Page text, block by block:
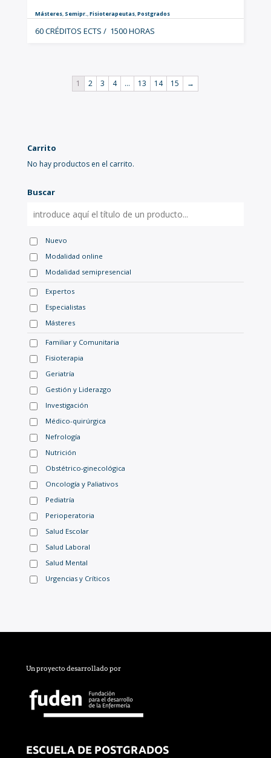
Másteres, Semipr.,Fisioterapeutas,Postgrados
60 CRÉDITOS ECTS / 1500 HORAS
1 2 3 4 … 13 14 15 →
Carrito
No hay productos en el carrito.
Buscar
Nuevo
Modalidad online
Modalidad semipresencial
Expertos
Especialistas
Másteres
Familiar y Comunitaria
Fisioterapia
Geriatría
Gestión y Liderazgo
Investigación
Médico-quirúrgica
Nefrología
Nutrición
Obstétrico-ginecológica
Oncología y Paliativos
Pediatría
Perioperatoria
Salud Escolar
Salud Laboral
Salud Mental
Urgencias y Críticos
Un proyecto desarrollado por
ESCUELA DE POSTGRADOS